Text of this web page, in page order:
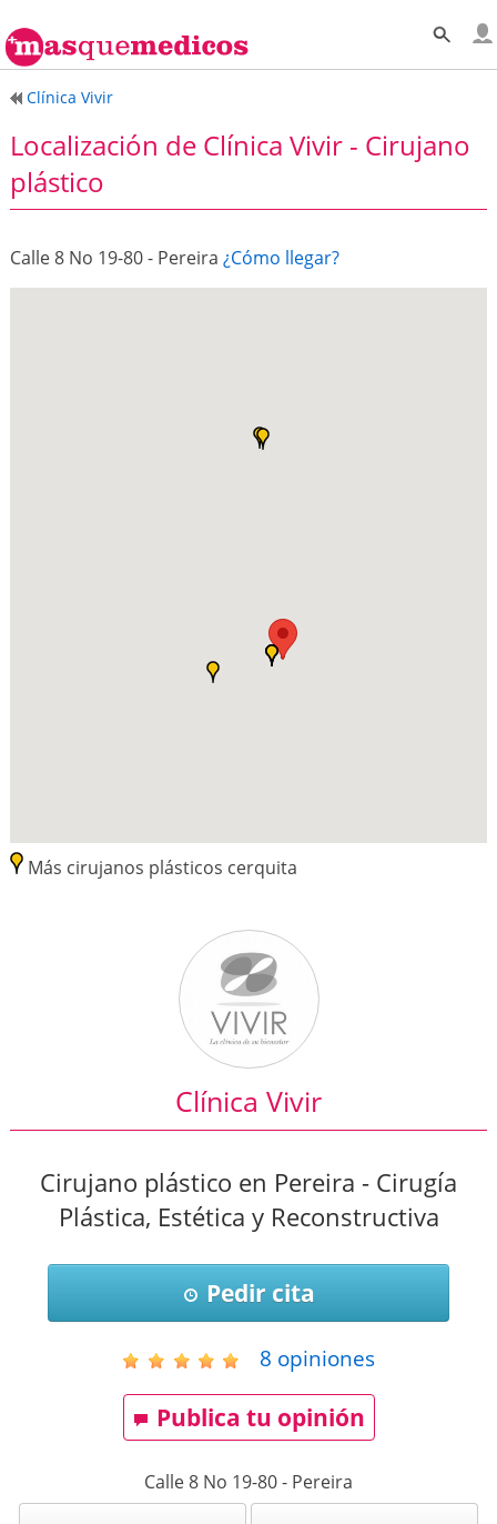
Clínica Vivir
Localización de Clínica Vivir - Cirujano
plástico
Calle 8 No 19-80 - Pereira ¿Cómo llegar?
Más cirujanos plásticos cerquita
Clínica Vivir
Cirujano plástico en Pereira - Cirugía
Plástica, Estética y Reconstructiva
Pedir cita
8 opiniones
Publica tu opinión
Calle 8 No 19-80- Pereira